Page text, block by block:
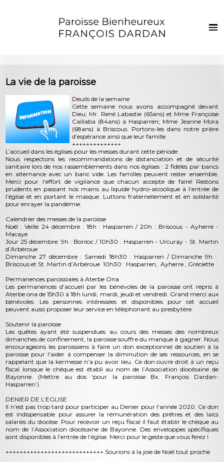
Vie de la paroisse
Les clochers
Sacrements et vie chrétienne
Enfants et jeunes
Photos
Contact
La vie de la paroisse
Deuils de la semaine
Cette semaine nous avons accompagné devant
Dieu: Mr. René Labastie (65ans) et Mme Françoise
Caillaba (84ans) à Hasparren; Mme Jeanne Mora
(68ans) à Briscous. Portons-les dans notre prière
d’espérance ainsi que leur famille.
++++++++++++++
L’accueil dans les églises pour les messes durant cette période
Nous respectons les recommandations de distanciation et de sécurité
sanitaire lors de nos rassemblements dans nos églises : 2 fidèles par bancs
en alternance avec un banc vide. Les familles peuvent rester ensemble.
Merci pour l’effort de vigilance que chacun accepte de faire! Restons
prudents en passant nos mains au liquide hydro-alcoolique à l’entrée de
l’église et en portant le masque. Luttons fraternellement et en solidarité
pour enrayer la pandémie.
Calendrier des messes de la paroisse
Noël : Veille 24 décembre : 18h : Hasparren / 20h : Briscous - Ayherre -
Macaye
Jour 25 décembre: 9h : Bonloc / 10h30 : Hasparren - Urcuray - St. Martin
d’Arbéroue
Dimanche 27 décembre : Samedi 18h30 : Hasparren / Dimanche 9h :
Briscous et St. Martin d’Arbéroue 10h30 : Hasparren, Ayherre , Gréciette
Permanences paroissiales à Aterbe Ona
Les permanences d’accueil par les bénévoles de la paroisse ont repris à
Aterbe ona de 15h30 à 18h lundi, mardi, jeudi et vendredi. Grand merci aux
bénévoles. Les personnes intéressées et disponibles pour cet accueil
peuvent aussi proposer leur service en téléphonant au presbytère.
Soutenir la paroisse
Les quêtes ayant été suspendues au cours des messes des nombreux
dimanches de confinement, la paroisse souffre du manque à gagner. Nous
encourageons les paroissiens à faire un don exceptionnel de soutien à la
paroisse pour l'aider à compenser la diminution de ses ressources, en se
rappelant que la kermesse n’a pu avoir lieu. Ce don ouvre droit à un reçu
fiscal lorsque le chèque est établi au nom de l’Association diocésaine de
Bayonne. (Mettre au dos ‘pour la paroisse Bx. François Dardan-
Hasparren’)
DENIER DE L’EGLISE
Il n’est pas trop tard pour participer au Denier pour l'année 2020. Ce don
est indispensable pour assurer la rémunération des prêtres et des laïcs
salariés du diocèse. Pour recevoir un reçu fiscal il faut établir le chèque au
nom de l’Association diocésaine de Bayonne. Des enveloppes spécifiques
sont disponibles à l’entrée de l’église. Merci pour le geste que vous ferez !
++++++++++++++++++++++++++++ Sourions à la joie de Noël tout proche